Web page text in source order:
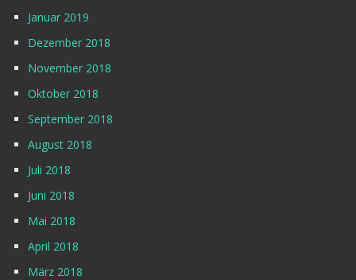
Januar 2019
Dezember 2018
November 2018
Oktober 2018
September 2018
August 2018
Juli 2018
Juni 2018
Mai 2018
April 2018
März 2018